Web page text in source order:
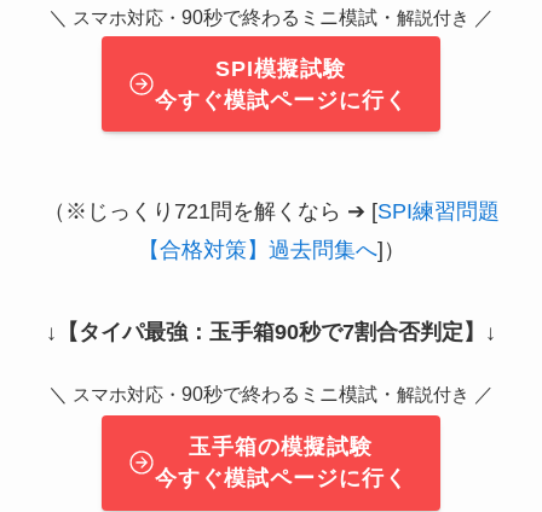
＼ スマホ対応・ 90秒で終わるミニ模試・ 解説付き ／
SPI模擬試験
今すぐ模試ページに行く
（※じっくり721問を解くなら ➔ [SPI練習問題
【合格対策】過去問集へ]）
↓ 【タイパ最強：玉手箱90秒で7割合否判定】 ↓
＼ スマホ対応・ 90秒で終わるミニ模試・ 解説付き ／
玉手箱の模擬試験
今すぐ模試ページに行く